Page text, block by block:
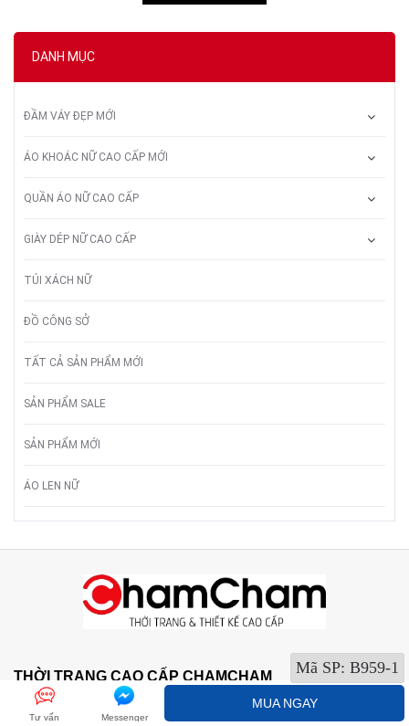
DANH MỤC
ĐẦM VÁY ĐẸP MỚI
ÁO KHOÁC NỮ CAO CẤP MỚI
QUẦN ÁO NỮ CAO CẤP
GIÀY DÉP NỮ CAO CẤP
TÚI XÁCH NỮ
ĐỒ CÔNG SỞ
TẤT CẢ SẢN PHẨM MỚI
SẢN PHẨM SALE
SẢN PHẨM MỚI
ÁO LEN NỮ
Mã SP: B959-1
THỜI TRANG CAO CẤP CHAMCHAM
C6 Trần Hữu Dực, Phường Cầu Diễn, Quận Nam Từ
Tư vấn Messenger
MUA NGAY